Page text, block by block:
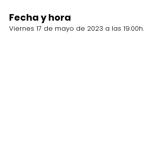
Fecha y hora
Viernes 17 de mayo de 2023 a las 19.00h.